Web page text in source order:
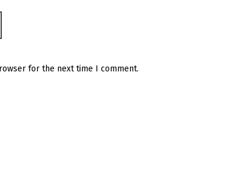
for the next time I comment.